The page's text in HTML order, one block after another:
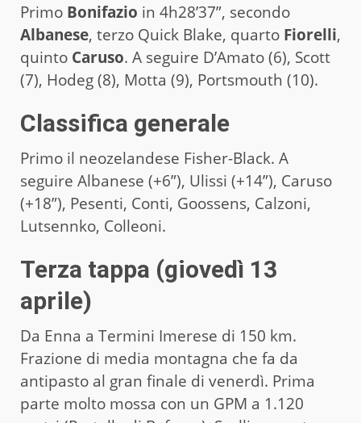
Primo Bonifazio in 4h28’37”, secondo
Albanese, terzo Quick Blake, quarto Fiorelli,
quinto Caruso. A seguire D’Amato (6), Scott
(7), Hodeg (8), Motta (9), Portsmouth (10).
Classifica generale
Primo il neozelandese Fisher-Black. A
seguire Albanese (+6”), Ulissi (+14”), Caruso
(+18”), Pesenti, Conti, Goossens, Calzoni,
Lutsennko, Colleoni.
Terza tappa (giovedì 13
aprile)
Da Enna a Termini Imerese di 150 km.
Frazione di media montagna che fa da
antipasto al gran finale di venerdì. Prima
parte molto mossa con un GPM a 1.120